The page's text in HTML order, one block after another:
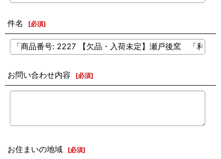
件名 [必須]
お問い合わせ内容 [必須]
お住まいの地域 [必須]